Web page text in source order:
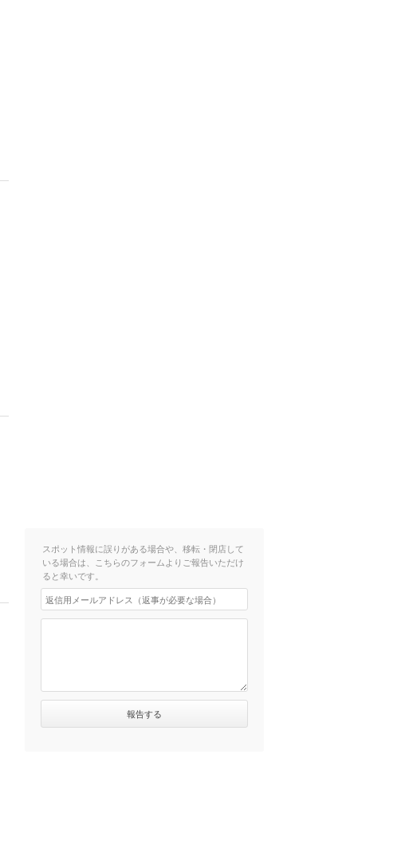
スポット情報に誤りがある場合や、移転・閉店して
いる場合は、こちらのフォームよりご報告いただけ
ると幸いです。